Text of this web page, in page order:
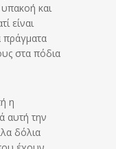
και
είναι
πράγματα
στα πόδια
η
αυτή την
δόλια